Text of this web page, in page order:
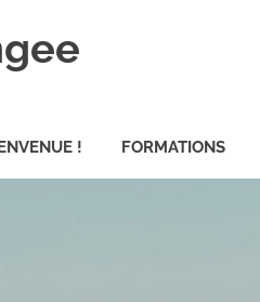
! FORMATIONS